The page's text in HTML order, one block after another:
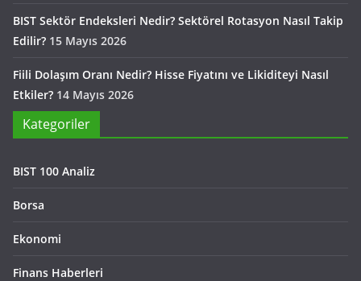
BIST Sektör Endeksleri Nedir? Sektörel Rotasyon Nasıl Takip
Edilir? 15 Mayıs 2026
Fiili Dolaşım Oranı Nedir? Hisse Fiyatını ve Likiditeyi Nasıl
Etkiler? 14 Mayıs 2026
Kategoriler
BIST 100 Analiz
Borsa
Ekonomi
Finans Haberleri